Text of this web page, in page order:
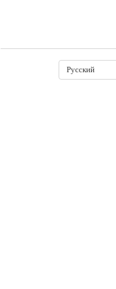
Русский